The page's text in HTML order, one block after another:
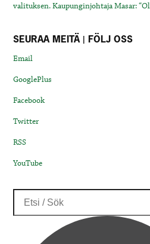
valituksen. Kaupunginjohtaja Masar:
SEURAA MEITÄ | FÖLJ OSS
Email
GooglePlus
Facebook
Twitter
RSS
YouTube